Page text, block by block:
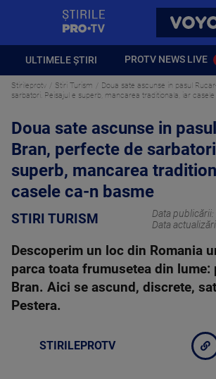
ULTIMELE ȘTIRI PROTV NEWS LIVE
Stirileprotv Stiri Turism
Doua sate ascunse in pasul
sarbatori. Peisajul e superb, mancarea traditionala, iar
Doua sate ascunse in
Bran, perfecte de
superb, mancarea
casele ca-n basme
STIRI TURISM Data publicării:
Data
Descoperim un loc din Romania
parca toata frumusetea din lume:
Bran. Aici se ascund, discrete,
Pestera.
STIRILEPROTV